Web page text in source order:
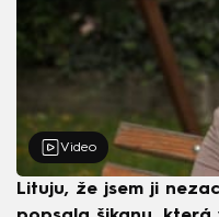
Video
Lituju, že jsem ji